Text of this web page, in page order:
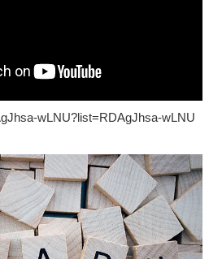
wLNU?list=RDAgJhsa-wLNU